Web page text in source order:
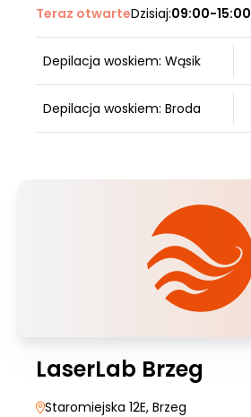
Teraz otwarteDzisiaj:09:00-15:00
Depilacja woskiem: Wąsik
Depilacja woskiem: Broda
LaserLab Brzeg
Staromiejska 12E, Brzeg